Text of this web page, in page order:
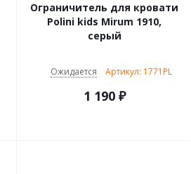
Ограничитель для кровати
Polini kids Mirum 1910,
серый
Ожидается Артикул: 1771PL
1 190₽